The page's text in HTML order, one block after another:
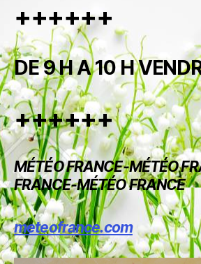
++++++
DE 9 H A 10 H
++++++
MÉTÉO FRANCE-MÉTÉO
FRANCE-MÉTÉO FRANCE
meteofrance.com